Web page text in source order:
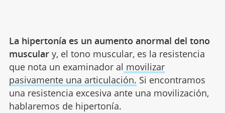
La hipertonía es un aumento anormal del tono
musculary, el tono muscular, es la resistencia
que nota un examinador al movilizar
pasivamente una articulación. Si encontramos
una resistencia excesiva ante una movilización,
hablaremos de hipertonía.